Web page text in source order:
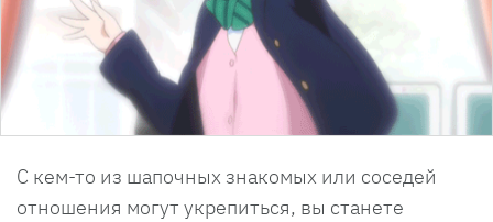
С кем-то из шапочных знакомых или соседей
отношения могут укрепиться, вы станете